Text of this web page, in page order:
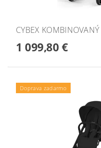
CYBEX
1 099,80 €
Doprava zadarmo